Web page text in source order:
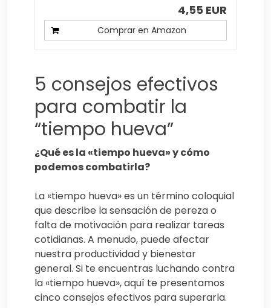
4,55 EUR
Comprar en Amazon
5 consejos efectivos
para combatir la
“tiempo hueva”
¿Qué es la «tiempo hueva» y cómo
podemos combatirla?
La «tiempo hueva» es un término coloquial
que describe la sensación de pereza o
falta de motivación para realizar tareas
cotidianas. A menudo, puede afectar
nuestra productividad y bienestar
general. Si te encuentras luchando contra
la «tiempo hueva», aquí te presentamos
cinco consejos efectivos para superarla.